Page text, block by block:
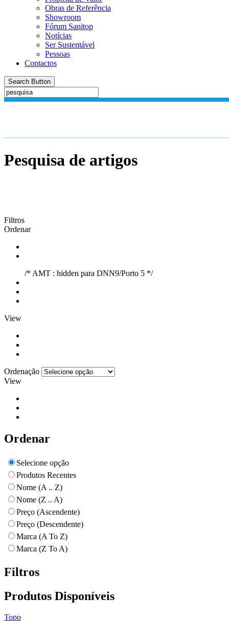
Obras de Referência
Showroom
Fórum Sanitop
Notícias
Ser Sustentável
Pessoas
Contactos
Search Button
Pesquisa de artigos
Filtros
Ordenar
/* AMT : hidden para DNN9/Porto 5 */
View
Ordenação
View
Ordenar
Selecione opção
Produtos Recentes
Nome (A .. Z)
Nome (Z .. A)
Preço (Ascendente)
Preço (Descendente)
Marca (A To Z)
Marca (Z To A)
Filtros
Produtos Disponíveis
Topo